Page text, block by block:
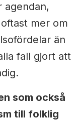
agendan,
mer om
än
fall gjort att
som också
till folklig